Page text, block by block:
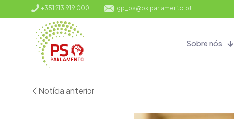
+351 213 919 000 gp_ps@ps.parlamento.pt
Sobre nós
Notícia anterior